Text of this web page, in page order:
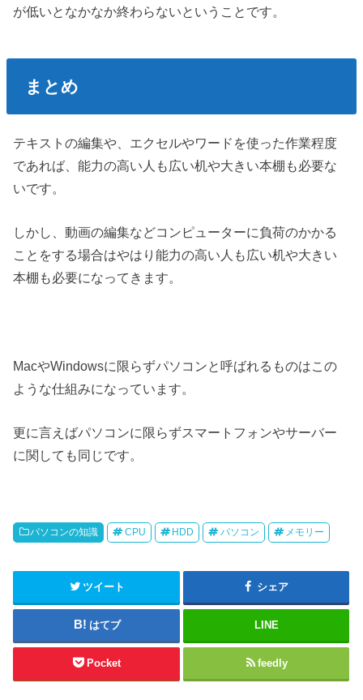
が低いとなかなか終わらないということです。
まとめ
テキストの編集や、エクセルやワードを使った作業程度
であれば、能力の高い人も広い机や大きい本棚も必要な
いです。
しかし、動画の編集などコンピューターに負荷のかかる
ことをする場合はやはり能力の高い人も広い机や大きい
本棚も必要になってきます。
MacやWindowsに限らずパソコンと呼ばれるものはこの
ような仕組みになっています。
更に言えばパソコンに限らずスマートフォンやサーバー
に関しても同じです。
パソコンの知識 CPU HDD パソコン メモリー
ツイート シェア
はてブ LINE
Pocket feedly